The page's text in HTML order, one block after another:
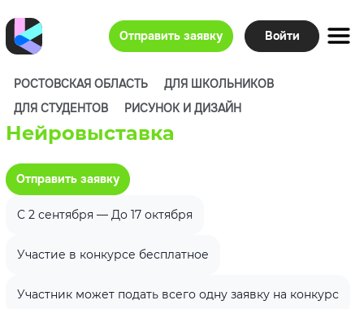
Отправить заявку Войти
РОСТОВСКАЯ ОБЛАСТЬ
ДЛЯ ШКОЛЬНИКОВ
ДЛЯ СТУДЕНТОВ
РИСУНОК И ДИЗАЙН
Нейровыставка
Отправить заявку
C 2 сентября — До 17 октября
Участие в конкурсе бесплатное
Участник может подать всего одну заявку на конкурс